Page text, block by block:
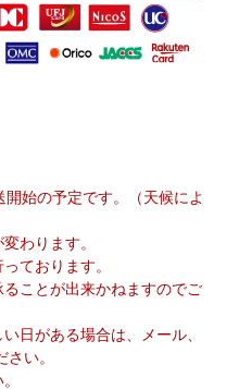
始の予定です。（天候によ
わります。
ております。
ことが出来かねますのでご
日がある場合は、メール、
い。